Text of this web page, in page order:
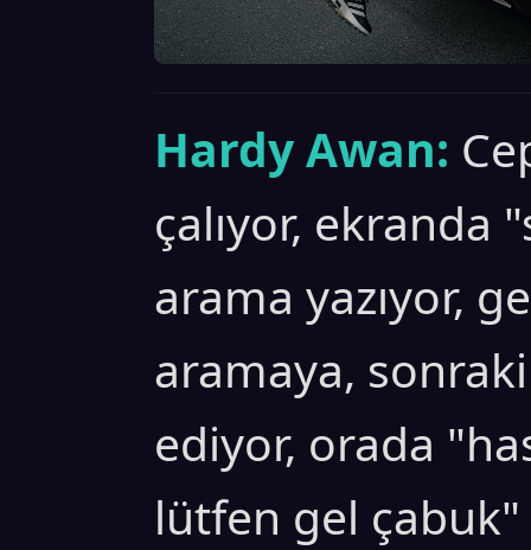
Hardy Awan:
çalıyor, ekranda
arama yazıyor,
aramaya,
ediyor, orada
lütfen gel çabuk"